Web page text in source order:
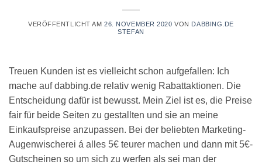
VERÖFFENTLICHT AM26. NOVEMBER 2020 VON
DABBING.DE
STEFAN
Treuen Kunden ist es vielleicht schon aufgefallen: Ich
mache auf dabbing.de relativ wenig Rabattaktionen. Die
Entscheidung dafür ist bewusst. Mein Ziel ist es, die Preise
fair für beide Seiten zu gestallten und sie an meine
Einkaufspreise anzupassen. Bei der beliebten Marketing-
Augenwischerei á alles 5€ teurer machen und dann mit 5€-
Gutscheinen so um sich zu werfen als sei man der